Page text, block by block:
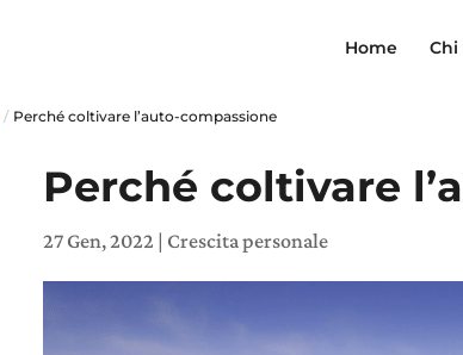
Home Chi
/ Perché coltivare l’auto-compassione
Perché coltivare
27 Gen, 2022 | Crescita personale